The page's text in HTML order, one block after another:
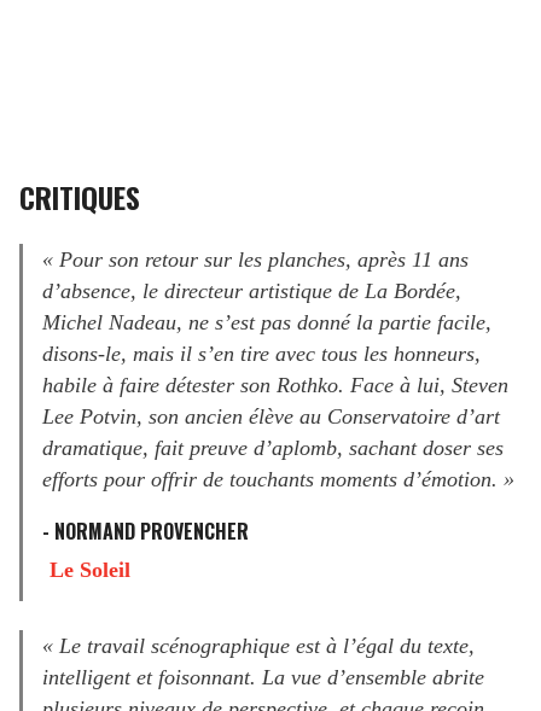
CRITIQUES
« Pour son retour sur les planches, après 11 ans
d’absence, le directeur artistique de La Bordée,
Michel Nadeau, ne s’est pas donné la partie facile,
disons-le, mais il s’en tire avec tous les honneurs,
habile à faire détester son Rothko. Face à lui, Steven
Lee Potvin, son ancien élève au Conservatoire d’art
dramatique, fait preuve d’aplomb, sachant doser ses
efforts pour offrir de touchants moments d’émotion. »
- NORMAND PROVENCHER
Le Soleil
« Le travail scénographique est à l’égal du texte,
intelligent et foisonnant. La vue d’ensemble abrite